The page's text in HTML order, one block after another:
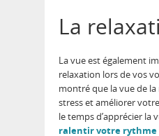
La
La vue est également
relaxation lors de vos
montré que la vue de
stress et améliorer
le temps d’apprécier la
ralentir votre rythme